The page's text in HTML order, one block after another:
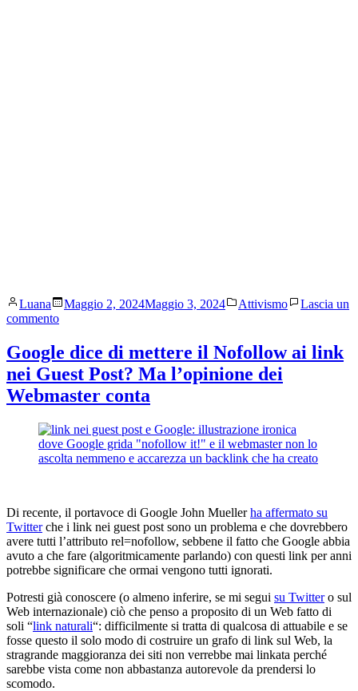
Pubblicato
da
Luana Maggio 2, 2024Maggio 3, 2024
Pubblicato
Attivismo
Lascia un
commentosu
Online
contro
l’omotransbifobia
venerdì
maggio
2024
Google dice di mettere il Nofollow ai link
nei Guest Post? Ma l’opinione dei
Webmaster conta
Di recente, il portavoce di Google John Muellerha affermato su
Twitterche i link nei guest post sono un problema e che dovrebbero
avere tutti l’attributo rel=nofollow, sebbene il fatto che Google abbia
avuto a che fare (algoritmicamente parlando) con questi link per anni
potrebbe significare che ormai vengono tutti ignorati.
Potresti già conoscere (o almeno inferire, se mi segui su Twittero sul
Web internazionale) ciò che penso a proposito di un Web fatto di
soli “link naturali“: difficilmente si tratta di qualcosa di attuabile e se
fosse questo il solo modo di costruire un grafo di link sul Web, la
stragrande maggioranza dei siti non verrebbe mai linkata perché
sarebbe vista come non abbastanza autorevole da prendersi lo
scomodo.